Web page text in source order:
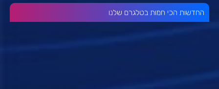
החדשות הכי חמות בטלגרם שלנו